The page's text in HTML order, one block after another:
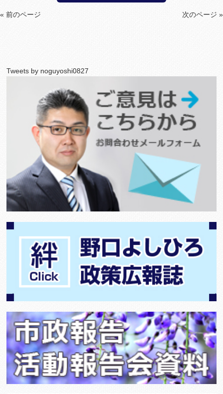
« 前のページ 次のページ »
Tweets by noguyoshi0827